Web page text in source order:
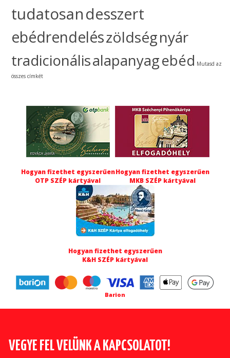
tudatosandesszert
ebédrendelészöldségnyár
tradicionálisalapanyagebéd Mutasd az
összes címkét
Hogyan fizethet egyszerűen
OTP SZÉP kártyával
Hogyan fizethet egyszerűen
MKB SZÉP kártyával
Hogyan fizethet egyszerűen
K&H SZÉP kártyával
Barion
VEGYE FEL VELÜNK A KAPCSOLATOT!